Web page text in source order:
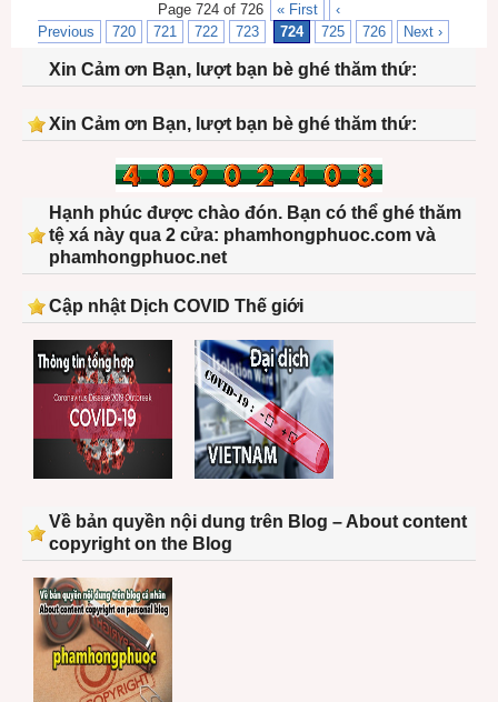
Page 724 of 726 « First
‹
Previous
720 721 722 723 724 725 726 Next ›
Xin Cảm ơn Bạn, lượt bạn bè ghé thăm thứ:
Xin Cảm ơn Bạn, lượt bạn bè ghé thăm thứ:
Hạnh phúc được chào đón. Bạn có thể ghé thăm
tệ xá này qua 2 cửa: phamhongphuoc.com và
phamhongphuoc.net
Cập nhật Dịch COVID Thế giới
Về bản quyền nội dung trên Blog – About content
copyright on the Blog